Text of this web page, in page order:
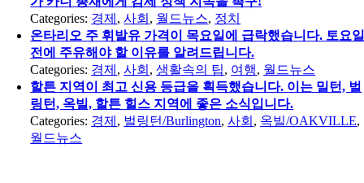
Categories: 경제 ,사회 , 월드뉴스, 정치
온타리오 주 휘발유 가격이 목요일에 급락했습니다. 토요
전에 주유해야 할 이유를 알려드립니다.
Categories: 경제 ,사회 ,생활속의 팁, 여행, 월드뉴스
할튼 지역이 최고 신용 등급을 획득했습니다. 이는 밀턴, 벌
링턴, 옥빌, 할튼 힐스 지역에 좋은 소식입니다.
Categories: 경제 , 벌링턴/Burlington,사회 , 옥빌/OAKVILLE,
월드뉴스